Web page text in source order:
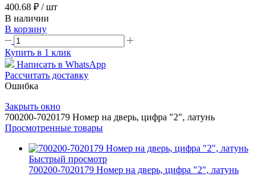
400.68 ₽ / шт
В наличии
В корзину
Купить в 1 клик
Написать в WhatsApp
Рассчитать доставку
Ошибка
Закрыть окно
700200-7020179 Номер на дверь, цифра "2", латунь
Просмотренные товары
Быстрый просмотр
700200-7020179 Номер на дверь, цифра "2", латунь